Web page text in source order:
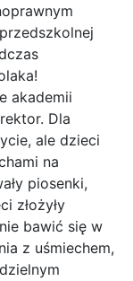
akademii
Dla
ale dzieci
na
piosenki,
złożyły
bawić się w
z uśmiechem,